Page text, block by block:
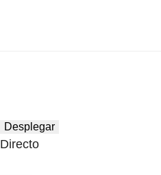
Desplegar
Directo